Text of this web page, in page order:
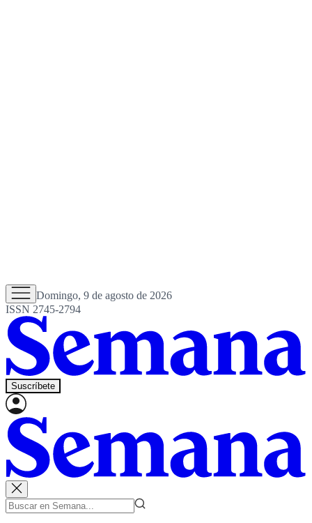
Domingo, 9 de agosto de 2026
ISSN 2745-2794
Suscríbete